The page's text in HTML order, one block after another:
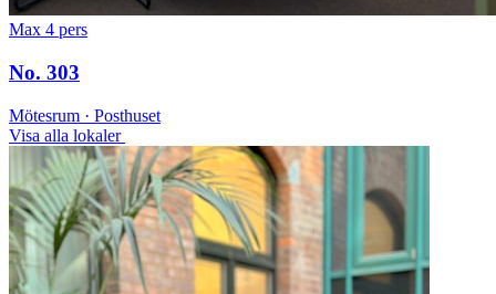
Max 4 pers
No. 303
Mötesrum · Posthuset
Visa alla lokaler